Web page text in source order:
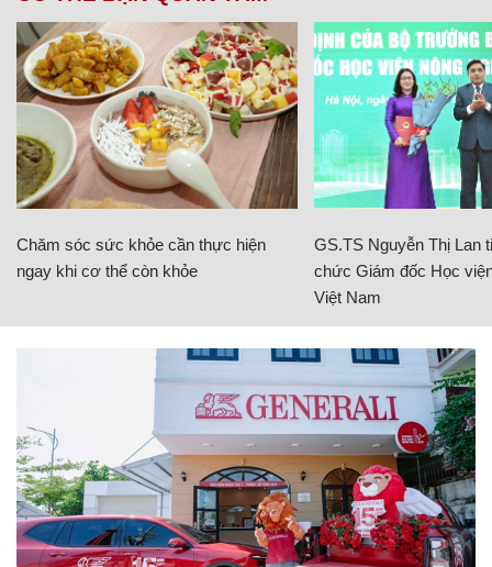
Chăm sóc sức khỏe cần thực hiện
ngay khi cơ thể còn khỏe
GS.TS Nguyễn Thị Lan
chức Giám đốc Học
Việt Nam